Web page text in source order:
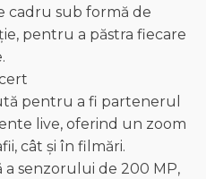
cadru sub formă de
pentru a păstra fiecare
pentru a fi partenerul
live, oferind un zoom
cât și în filmări.
senzorului de 200 MP,